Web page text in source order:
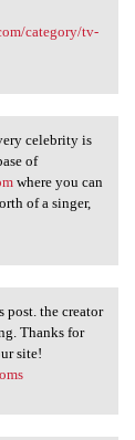
category/tv-
celebrity is
of
where you can
of a singer,
post. the creator
Thanks for
site!